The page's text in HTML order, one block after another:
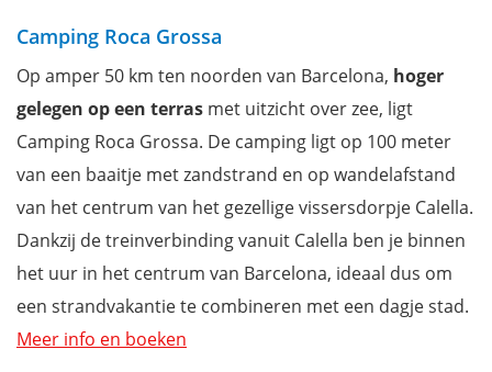
Camping Roca Grossa
Op amper 50 km ten noorden van Barcelona, hoger
gelegen op een terras met uitzicht over zee, ligt
Camping Roca Grossa. De camping ligt op 100 meter
van een baaitje met zandstrand en op wandelafstand
van het centrum van het gezellige vissersdorpje Calella.
Dankzij de treinverbinding vanuit Calella ben je binnen
het uur in het centrum van Barcelona, ideaal dus om
een strandvakantie te combineren met een dagje stad.
Meer info en boeken